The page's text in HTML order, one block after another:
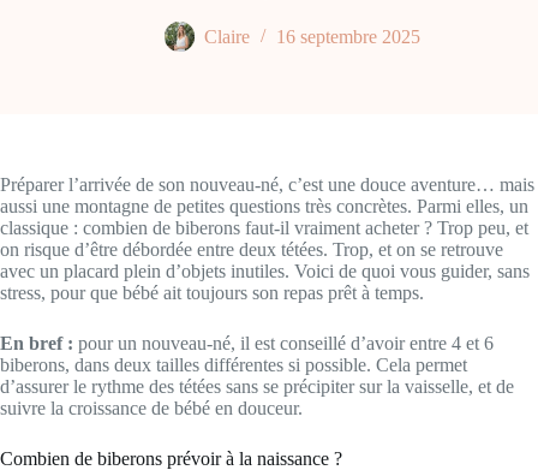
Claire 16 septembre 2025
Préparer l’arrivée de son nouveau-né, c’est une douce aventure… mais
aussi une montagne de petites questions très concrètes. Parmi elles, un
classique : combien de biberons faut-il vraiment acheter ? Trop peu, et
on risque d’être débordée entre deux tétées. Trop, et on se retrouve
avec un placard plein d’objets inutiles. Voici de quoi vous guider, sans
stress, pour que bébé ait toujours son repas prêt à temps.
En bref : pour un nouveau-né, il est conseillé d’avoir entre 4 et 6
biberons, dans deux tailles différentes si possible. Cela permet
d’assurer le rythme des tétées sans se précipiter sur la vaisselle, et de
suivre la croissance de bébé en douceur.
Combien de biberons prévoir à la naissance ?